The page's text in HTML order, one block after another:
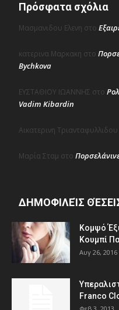
Πρόσφατα σχόλια
Μασμανιδου Ελενη στο
κατερινα Μαρκακη στο
Bychkova
ΕΥΣΤΑΘΙΟΥ ΙΩΑΝΝΗΣ στο
Vadim Kibardin
Αικατερινη Τριανταφυλλιδου
Μαρία Σταμ στο
ΔΗΜΟΦΙΛΕΊΣ
Κομψό
Κουμπί
Αυγ 26, 2016
Franco